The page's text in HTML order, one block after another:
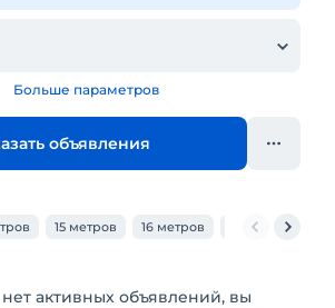
Больше параметров
объявления
15 метров 16 метров 18 метров
активных объявлений, вы